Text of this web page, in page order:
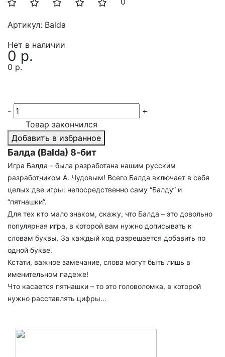
Артикул: Balda
Нет в наличии
0 р.
0 р.
-
+
Товар закончился
Добавить в избранное
Балда (Balda) 8-бит
Игра Балда – была разработана нашим русским
разработчиком А. Чудовым! Всего Балда включает в себя
целых две игры: непосредственно саму “Балду” и
“пятнашки”.
Для тех кто мало знаком, скажу, что Балда – это довольно
популярная игра, в которой вам нужно дописывать к
словам буквы. За каждый ход разрешается добавить по
одной букве.
Кстати, важное замечание, слова могут быть лишь в
именительном падеже!
Что касается пятнашки – то это головоломка, в которой
нужно расставлять цифры…